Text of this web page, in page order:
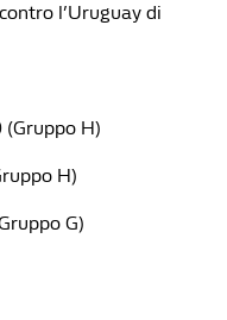
l’Uruguay di
(Gruppo H)
H)
G)